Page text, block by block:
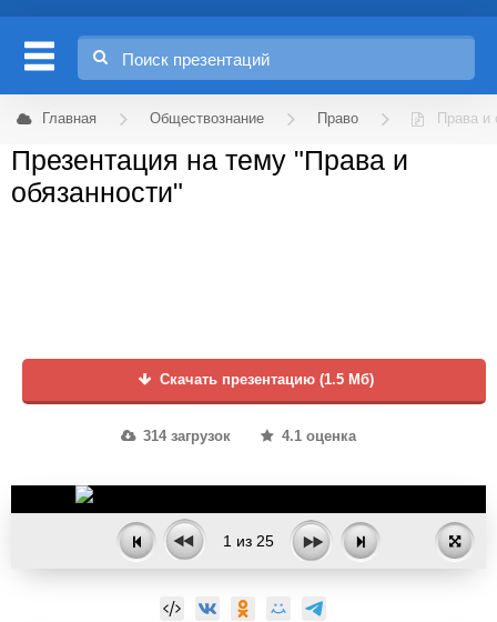
Главная Обществознание Право Права и
Презентация на тему "Права и
обязанности"
Скачать презентацию (1.5 Мб)
314 загрузок 4.1 оценка
1 из 25